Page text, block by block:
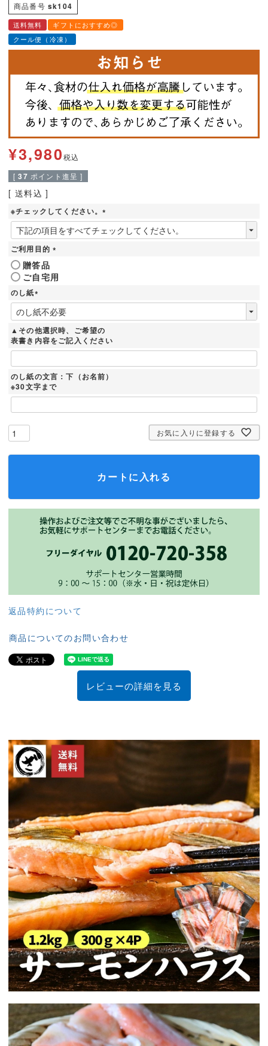
商品番号 sk104
送料無料
ギフトにおすすめ◎
クール便（冷凍）
¥3,980税込
[ 37 ポイント進呈 ]
送料込
※チェックしてください。
(
必
ご利用目的
必
須
贈答品
ご自宅用
のし紙
(
必
須
)
▲その他選択時、ご希望の
表書き内容をご記入ください
のし紙の文言：下（お名前）
※30文字まで
お気に入りに登録する
カートに入れる
返品特約について
商品についてのお問い合わせ
レビューの詳細を見る